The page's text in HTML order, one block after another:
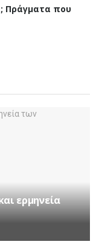
Πράγματα που
ερμηνεία